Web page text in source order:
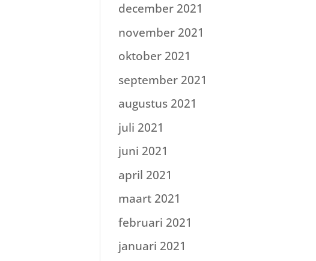
december 2021
november 2021
oktober 2021
september 2021
augustus 2021
juli 2021
juni 2021
april 2021
maart 2021
februari 2021
januari 2021